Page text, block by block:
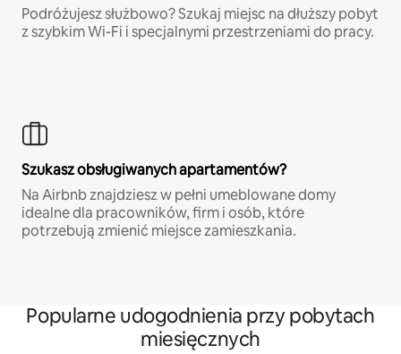
Podróżujesz służbowo? Szukaj miejsc na dłuższy pobyt
z szybkim Wi-Fi i specjalnymi przestrzeniami do pracy.
Szukasz obsługiwanych apartamentów?
Na Airbnb znajdziesz w pełni umeblowane domy
idealne dla pracowników, firm i osób, które
potrzebują zmienić miejsce zamieszkania.
Popularne udogodnienia przy pobytach
miesięcznych